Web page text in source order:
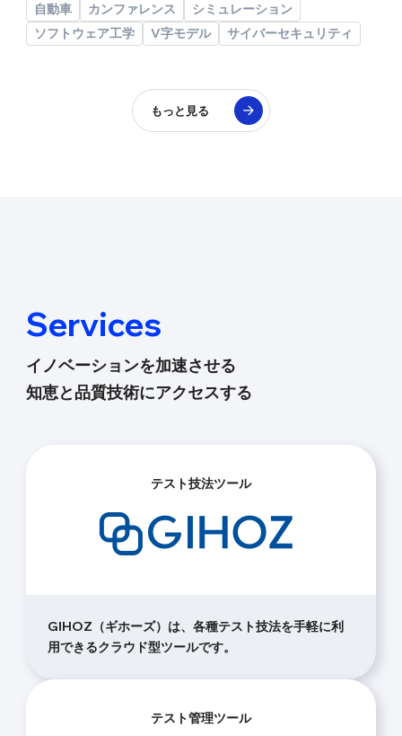
自動車
カンファレンス
シミュレーション
ソフトウェア工学
V字モデル サイバーセキュリティ
もっと見る
Services
イノベーションを加速させる
知恵と品質技術にアクセスする
テスト技法ツール
GIHOZ（ギホーズ）は、各種テスト技法を手軽に利
用できるクラウド型ツールです。
テスト管理ツール